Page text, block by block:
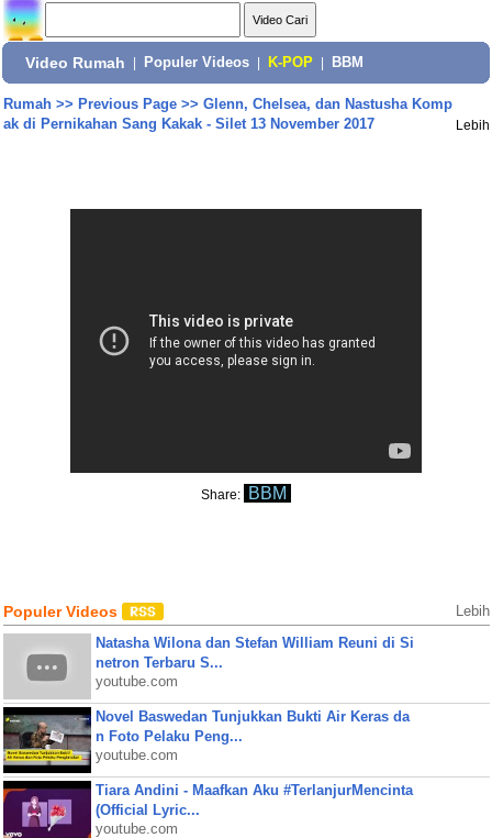
Video Rumah Populer Videos K-POP BBM
Rumah>> Previous Page>> Glenn, Chelsea, dan Nastusha Komp
ak di Pernikahan Sang Kakak - Silet 13 November 2017
Lebih
Share: BBM
Populer Videos Lebih
Natasha Wilona dan Stefan William Reuni di Si
netron Terbaru S...
youtube.com
Novel Baswedan Tunjukkan Bukti Air Keras da
n Foto Pelaku Peng...
youtube.com
Tiara Andini - Maafkan Aku #TerlanjurMencinta
(Official Lyric...
youtube.com